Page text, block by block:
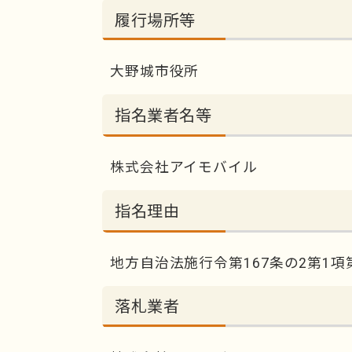
履行場所等
大野城市役所
指名業者名等
株式会社アイモバイル
指名理由
地方自治法施行令第167条の2第1項
落札業者